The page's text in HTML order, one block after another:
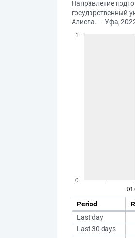
Направление
государственный
Алиева. — Уфа,
Period
Last day
Last 30 days